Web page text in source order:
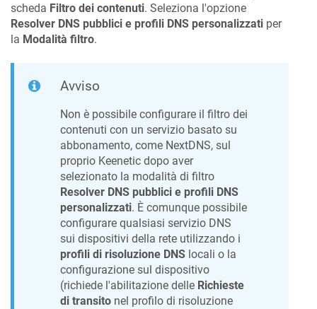
scheda Filtro dei contenuti. Seleziona l'opzione
Resolver DNS pubblici e profili DNS personalizzati per
la Modalità filtro.
Avviso
Non è possibile configurare il filtro dei
contenuti con un servizio basato su
abbonamento, come NextDNS, sul
proprio Keenetic dopo aver
selezionato la modalità di filtro
Resolver DNS pubblici e profili DNS
personalizzati. È comunque possibile
configurare qualsiasi servizio DNS
sui dispositivi della rete utilizzando i
profili di risoluzione DNS locali o la
configurazione sul dispositivo
(richiede l'abilitazione delle Richieste
di transito nel profilo di risoluzione